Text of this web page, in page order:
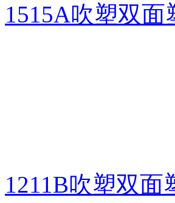
1515A吹塑双面
1211B吹塑双面